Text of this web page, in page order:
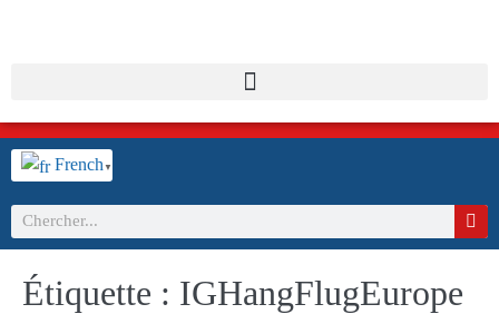
French ▼
Étiquette : IGHangFlugEurope